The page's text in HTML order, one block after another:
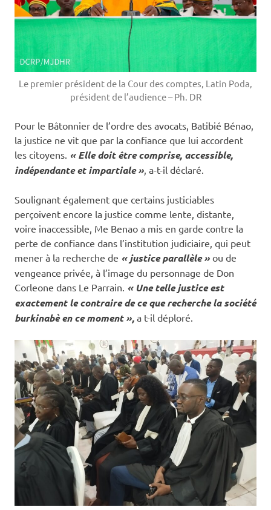
Le premier président de la Cour des comptes, Latin Poda,
président de l’audience – Ph. DR
Pour le Bâtonnier de l’ordre des avocats, Batibié Bénao,
la justice ne vit que par la confiance que lui accordent
les citoyens. « Elle doit être comprise, accessible,
indépendante et impartiale » , a-t-il déclaré.
Soulignant également que certains justiciables
perçoivent encore la justice comme lente, distante,
voire inaccessible, Me Benao a mis en garde contre la
perte de confiance dans l’institution judiciaire, qui peut
mener à la recherche de « justice parallèle » ou de
vengeance privée, à l’image du personnage de Don
Corleone dans Le Parrain. « Une telle justice est
exactement le contraire de ce que recherche la société
burkinabè en ce moment », a t-il déploré.